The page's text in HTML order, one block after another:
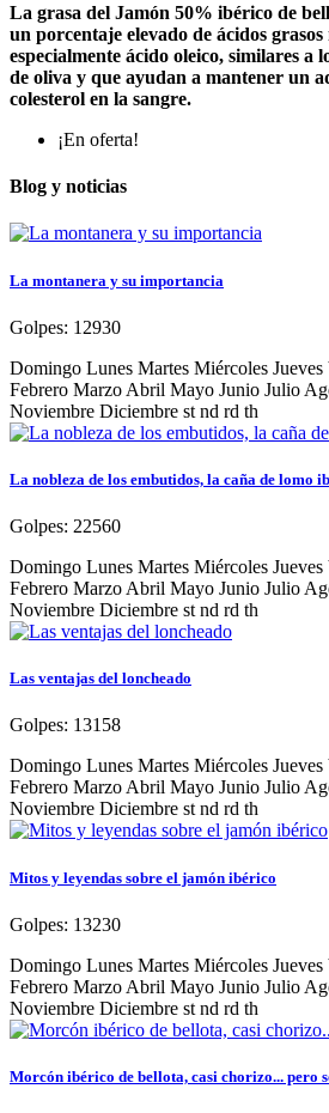
La grasa del Jamón 50% ibérico de
un porcentaje elevado de ácidos
especialmente ácido oleico, similares a
de oliva y que ayudan a mantener un
colesterol en la sangre.
¡En oferta!
Blog y noticias
La montanera y su importancia
Golpes: 12930
Domingo Lunes Martes Miércoles Jueves
Febrero Marzo Abril Mayo Junio Julio
Noviembre Diciembre st nd rd th
La nobleza de los embutidos, la caña de lomo
Golpes: 22560
Domingo Lunes Martes Miércoles Jueves
Febrero Marzo Abril Mayo Junio Julio
Noviembre Diciembre st nd rd th
Las ventajas del loncheado
Golpes: 13158
Domingo Lunes Martes Miércoles Jueves
Febrero Marzo Abril Mayo Junio Julio
Noviembre Diciembre st nd rd th
Mitos y leyendas sobre el jamón ibérico
Golpes: 13230
Domingo Lunes Martes Miércoles Jueves
Febrero Marzo Abril Mayo Junio Julio
Noviembre Diciembre st nd rd th
Morcón ibérico de bellota, casi chorizo... pero